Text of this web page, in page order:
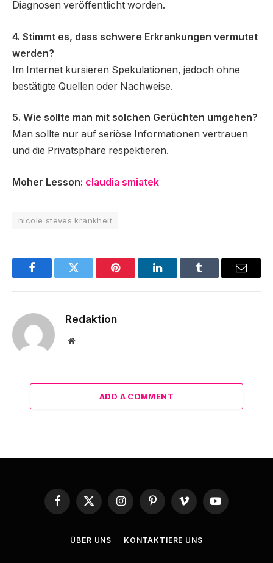
Diagnosen veröffentlicht worden.
4. Stimmt es, dass schwere Erkrankungen vermutet
werden?
Im Internet kursieren Spekulationen, jedoch ohne
bestätigte Quellen oder Nachweise.
5. Wie sollte man mit solchen Gerüchten umgehen?
Man sollte nur auf seriöse Informationen vertrauen
und die Privatsphäre respektieren.
Moher Lesson: claudia smiatek
nicole steves krankheit
FacebookTwitter Pinterest LinkedInTumblr Email
Redaktion
Website
ADD A COMMENT
Facebook
X
(Twitter)
InstagramPinterestVimeo YouTube
ÜBER UNS KONTAKTIERE UNS